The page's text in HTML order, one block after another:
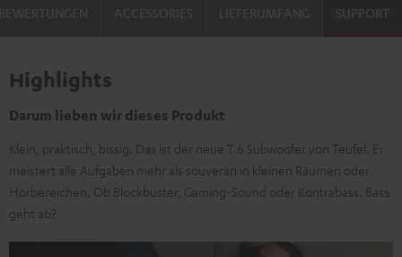
SUPPORT
Highlights
Darum lieben wir dieses Produkt
Klein, praktisch, bissig. Das ist der neue T 6 Subwoofer von Teufel. Er
meistert alle Aufgaben mehr als souverän in kleinen Räumen oder
Hörbereichen. Ob Blockbuster, Gaming-Sound oder Kontrabass. Bass
geht ab?